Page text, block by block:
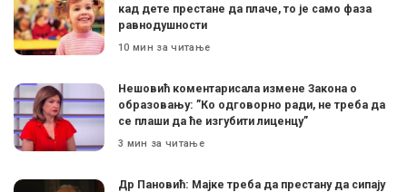
кад дете престане да плаче, то је само фаза
равнодушности
10 мин за читање
Нешовић коментарисала измене Закона о
образовању: ”Ко одговорно ради, не треба да
се плаши да ће изгубити лиценцу”
3 мин за читање
Др Пановић: Мајке треба да престану да сипају